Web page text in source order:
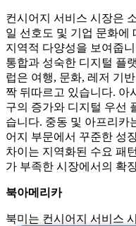
컨시어지 서비스 시장은
일 선호도 및 기업 문화에
지역적 다양성을 보여줍
통합과 성숙한 디지털 플
럽은 여행, 문화, 레저 기
짝 뒤따르고 있습니다. 아
구의 증가와 디지털 우선
습니다. 중동 및 아프리카
어지 부문에서 꾸준한 성
차이는 지역화된 수요 패
가 부족한 시장에서의 확
북아메리카
북미는 컨시어지 서비스